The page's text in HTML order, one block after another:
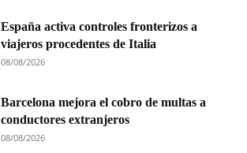
España activa controles fronterizos a
viajeros procedentes de Italia
08/08/2026
Barcelona mejora el cobro de multas a
conductores extranjeros
08/08/2026